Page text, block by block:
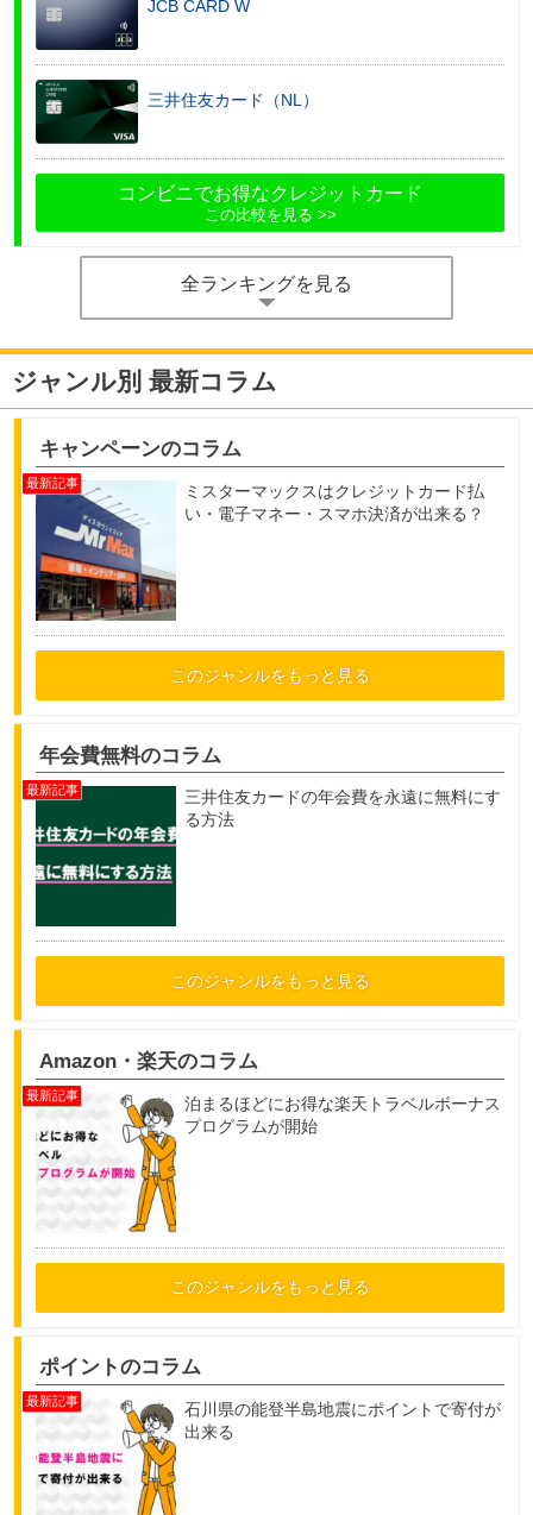
JCB CARD W
三井住友カード（NL）
コンビニでお得なクレジットカード
この比較を見る
全ランキングを見る
ジャンル別 最新コラム
キャンペーンのコラム
ミスターマックスはクレジットカード払
い・電子マネー・スマホ決済が出来る？
このジャンルをもっと見る
年会費無料のコラム
三井住友カードの年会費を永遠に無料にす
る方法
このジャンルをもっと見る
Amazon・楽天のコラム
泊まるほどにお得な楽天トラベルボーナス
プログラムが開始
このジャンルをもっと見る
ポイントのコラム
石川県の能登半島地震にポイントで寄付が
出来る